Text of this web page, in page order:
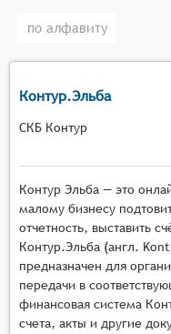
Вести
выставление
обработки
Отслеживать
определять
компанией
Управлять
способами
д.);
Рассчитывать
Разрешать
журнала для
остатков на
по алфавиту
Контур.Эльба
СКБ Контур
Контур Эльба — это
малому бизнесу
отчетность, выставить
Контур.Эльба (англ.
предназначен для
передачи в
финансовая система
счета, акты и другие